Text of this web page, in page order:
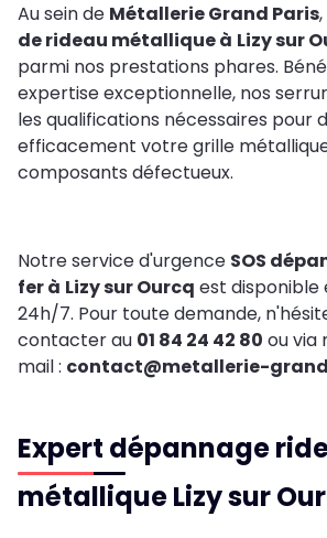
Au sein de Métallerie Grand Paris
de rideau métallique à Lizy sur
parmi nos prestations phares.
expertise exceptionnelle, nos
les qualifications nécessaires pour
efficacement votre grille
composants défectueux.
Notre service d'urgence SOS
fer à Lizy sur Ourcq est disponible
24h/7. Pour toute demande,
contacter au 01 84 24 42 80 ou via
mail : contact@metallerie-
Expert dépannage
métallique Lizy sur